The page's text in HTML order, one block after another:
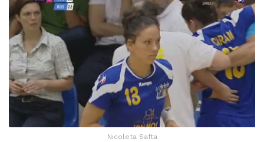
Nicoleta Safta